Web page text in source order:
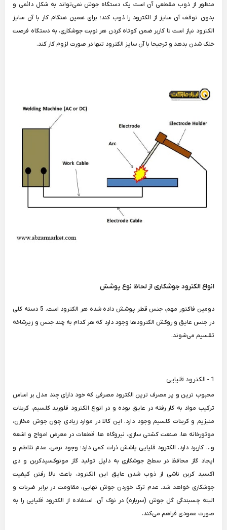
منظور از ذوب مقطعی آن است یک دستگاه جوش نمی‌تواند به شکل دائمی و
بدون توقف آن سایز از الکترود را ذوب کند؛ برای همین هنگام کار با آن سایز
الکترود نیاز است تا کاربر ضمن کوتاه کردن هر نوبت جوشکاری، به دستگاه فرصت
خنک شدن بدهد و ترجیحا با آن سایز الکترود تنها در صورت لزوم کار کند.
انواع الکترود جوشکاری از لحاظ نوع پوشش
دومین فاکتور مهم، جنس قطر پوشش داده شده هر الکترود است. 5 دسته کلی
در جنس عایق و روکش الکترودها وجود دارد که هر کدام به چند جنس و زیرشاخه
تقسیم می‌شوند.
1 - الکترود قلیایی
محبوب ترین و پر مصرف ترین الکترود مصرفی که خود دارای چند مدل بر اساس
ترکیب مواد به کار رفته در عایق بوده و در انواع الکترود فلورید کلسیم، کربنات
منیزیم و کربنات کلسیم وجود دارد. این کالا در موارد زیادی چون جوش مخازن،
موتورخانه ها، صنعت کشتی سازی، نیروگاه ها، قطعات در معرض امواج و اشعه
و... کاربرد دارد. الکترود قلیایی پاشش ذرات کمی دارد؛ وجود نرمی، عدم تلاطم و
ایجاد گاز محافظ در سطح جوشکاری به دلیل تولید گاز مونوکسیدکربن و دی
اکسید کربن ناشی از ذوب شدن عایق این الکترود، باعث بالا رفتن کیفیت
جوشکاری خواهد شد. عدم ترک خوردن جوش نهایی، مقاومت در برابر ضربات و
البته چسبندگی گل جوش (سرباره) در نوک آن، استفاده از الکترود قلیایی را به
صورت عمودی فراهم می‌کند.